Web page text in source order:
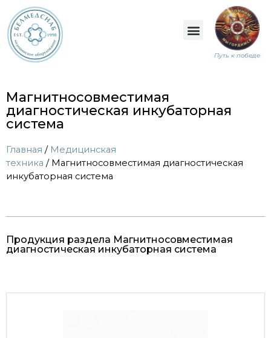
Путь к победе
Магнитносовместимая
диагностическая инкубаторная
система
Главная / Медицинская
техника / Магнитносовместимая диагностическая
инкубаторная система
Продукция раздела Магнитносовместимая
диагностическая инкубаторная система